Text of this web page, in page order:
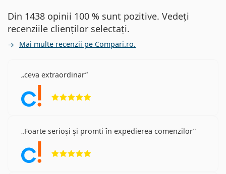
Din 1438 opinii 100 % sunt pozitive. Vedeți
recenziile clienților selectați.
Mai multe recenzii pe Compari.ro.
ceva extraordinar
Foarte serioși și promti în expedierea comenzilor